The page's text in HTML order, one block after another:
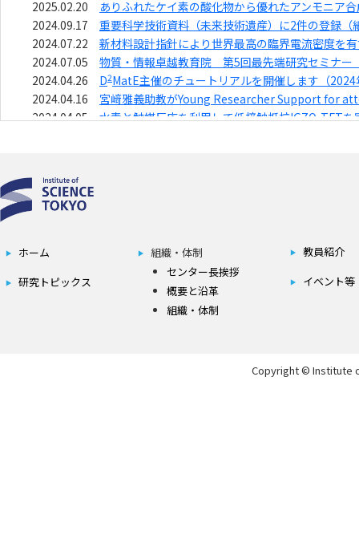
ホーム
研究トピックス
組織・体制
センター長挨拶
概要と沿革
組織・体制
教員紹介
イベント等
Copyright © Institute